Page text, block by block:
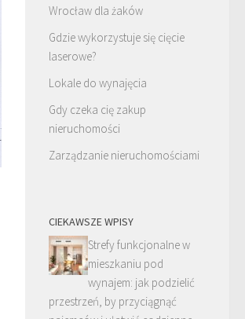
Wrocław dla żaków
Gdzie wykorzystuje się cięcie
laserowe?
Lokale do wynajęcia
Gdy czeka cię zakup
nieruchomości
Zarządzanie nieruchomościami
CIEKAWSZE WPISY
Strefy funkcjonalne w
mieszkaniu pod
wynajem: jak podzielić
przestrzeń, by przyciągnąć